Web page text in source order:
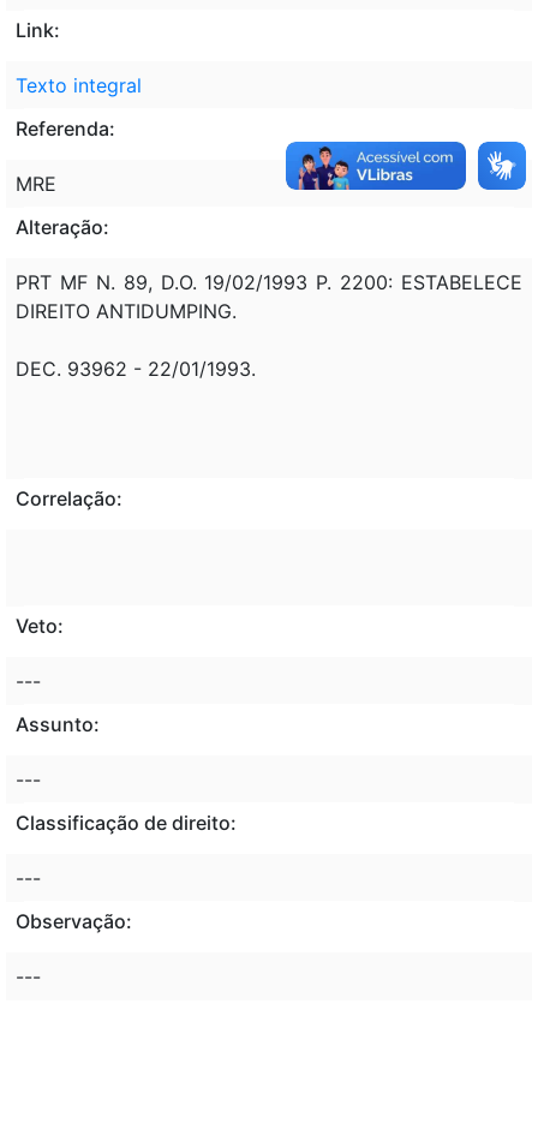
Link:
Texto integral
Referenda:
MRE
Alteração:
PRT MF N. 89, D.O. 19/02/1993 P. 2200: ESTABELECE
DIREITO ANTIDUMPING.
DEC. 93962 - 22/01/1993.
Correlação:
Veto:
---
Assunto:
---
Classificação de direito:
---
Observação:
---